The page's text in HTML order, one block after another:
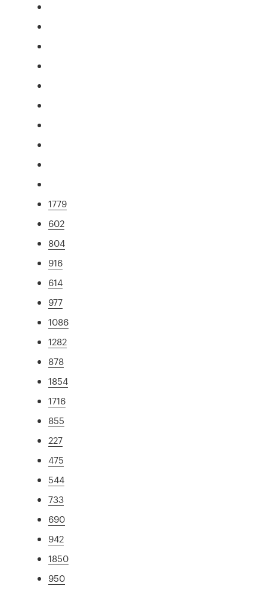
1779
602
804
916
614
977
1086
1282
878
1854
1716
855
227
475
544
733
690
942
1850
950